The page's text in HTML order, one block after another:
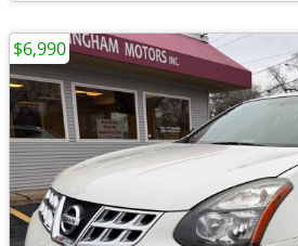
$6,990